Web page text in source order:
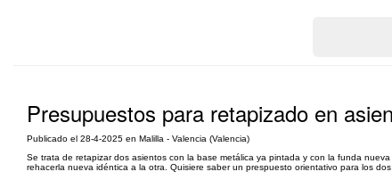
Presupuestos para retapizado en
Publicado el 28-4-2025 en Malilla - Valencia (Valencia)
Se trata de retapizar dos asientos con la base metálica ya pintada y con la funda
rehacerla nueva idéntica a la otra. Quisiere saber un prespuesto orientativo para los